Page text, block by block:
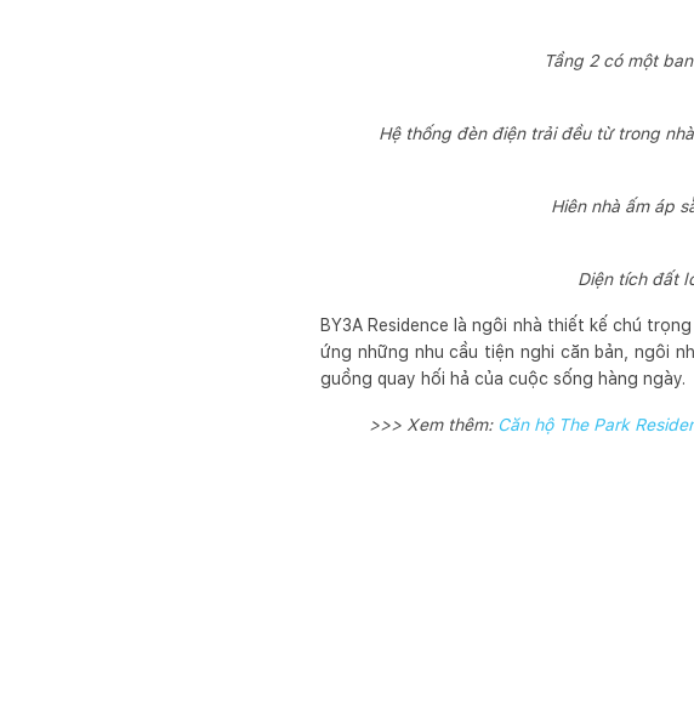
Tầng 2 có một
Hệ thống đèn điện trải đều từ trong
Hiên nhà ấm áp
Diện tích đất
BY3A Residence là ngôi nhà thiết kế chú
ứng những nhu cầu tiện nghi căn bản, ngôi
guồng quay hối hả của cuộc sống hàng ngày.
>>> Xem thêm: Căn hộ The Park